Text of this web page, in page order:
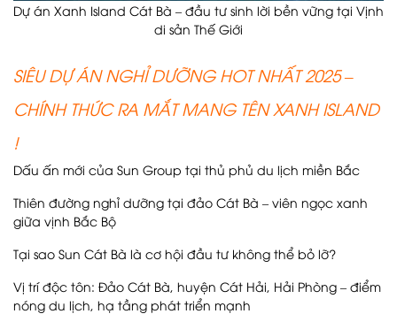
Dự án Xanh Island Cát Bà – đầu tư sinh lời bền vững tại Vịnh
di sản Thế Giới
SIÊU DỰ ÁN NGHỈ DƯỠNG HOT NHẤT 2025 –
CHÍNH THỨC RA MẮT MANG TÊN XANH ISLAND
!
Dấu ấn mới của Sun Group tại thủ phủ du lịch miền Bắc
Thiên đường nghỉ dưỡng tại đảo Cát Bà – viên ngọc xanh
giữa vịnh Bắc Bộ
Tại sao Sun Cát Bà là cơ hội đầu tư không thể bỏ lỡ?
Vị trí độc tôn: Đảo Cát Bà, huyện Cát Hải, Hải Phòng – điểm
nóng du lịch, hạ tầng phát triển mạnh